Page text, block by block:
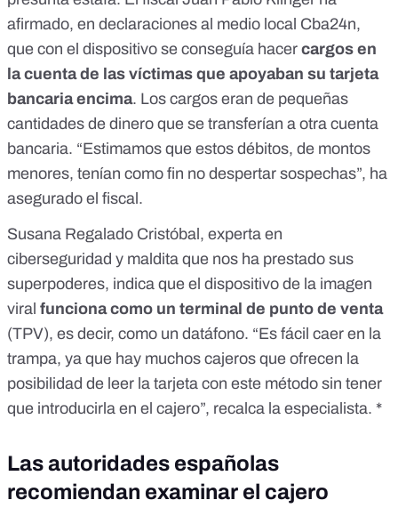
afirmado, en declaraciones al medio local ​​Cba24n,
que con el dispositivo se conseguía hacer cargos en
la cuenta de las víctimas que apoyaban su tarjeta
bancaria encima. Los cargos eran de pequeñas
cantidades de dinero que se transferían a otra cuenta
bancaria. “Estimamos que estos débitos, de montos
menores, tenían como fin no despertar sospechas”, ha
asegurado el fiscal.
Susana Regalado Cristóbal, experta en
ciberseguridad y maldita que nos ha prestado sus
superpoderes, indica que el dispositivo de la imagen
viral funciona como un terminal de punto de venta
(TPV), es decir, como un datáfono. “Es fácil caer en la
trampa, ya que hay muchos cajeros que ofrecen la
posibilidad de leer la tarjeta con este método sin tener
que introducirla en el cajero”, recalca la especialista. *
Las autoridades españolas
recomiendan examinar el cajero